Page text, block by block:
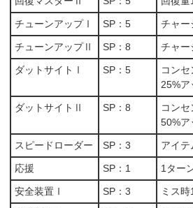
チューンアップⅠ SP：5 チャー
チューンアップⅡ SP：8 チャー
ダットサイトⅠ SP：5
コン
25%ア
ダットサイトⅡ SP：8
コン
50%ア
スピードローダー SP：3 アイ
応援 SP：1 1ター
安全装置Ⅰ SP：3 ミス